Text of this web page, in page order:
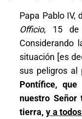
Papa Pablo IV,
Officio, 15 de
Considerando
situación [es
sus peligros
Pontífice,
nuestro Señor
tierra, y a